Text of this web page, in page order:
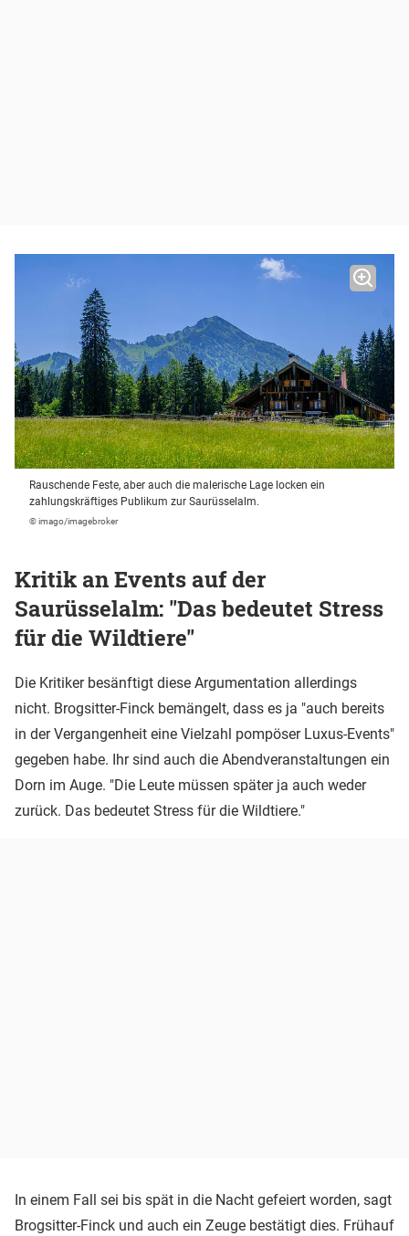
Rauschende Feste, aber auch die malerische Lage locken ein
zahlungskräftiges Publikum zur Saurüsselalm.
© imago/imagebroker
Kritik an Events auf der
Saurüsselalm: "Das bedeutet Stress
für die Wildtiere"
Die Kritiker besänftigt diese Argumentation allerdings
nicht. Brogsitter-Finck bemängelt, dass es ja "auch bereits
in der Vergangenheit eine Vielzahl pompöser Luxus-Events"
gegeben habe. Ihr sind auch die Abendveranstaltungen ein
Dorn im Auge. "Die Leute müssen später ja auch weder
zurück. Das bedeutet Stress für die Wildtiere."
In einem Fall sei bis spät in die Nacht gefeiert worden, sagt
Brogsitter-Finck und auch ein Zeuge bestätigt dies. Frühauf